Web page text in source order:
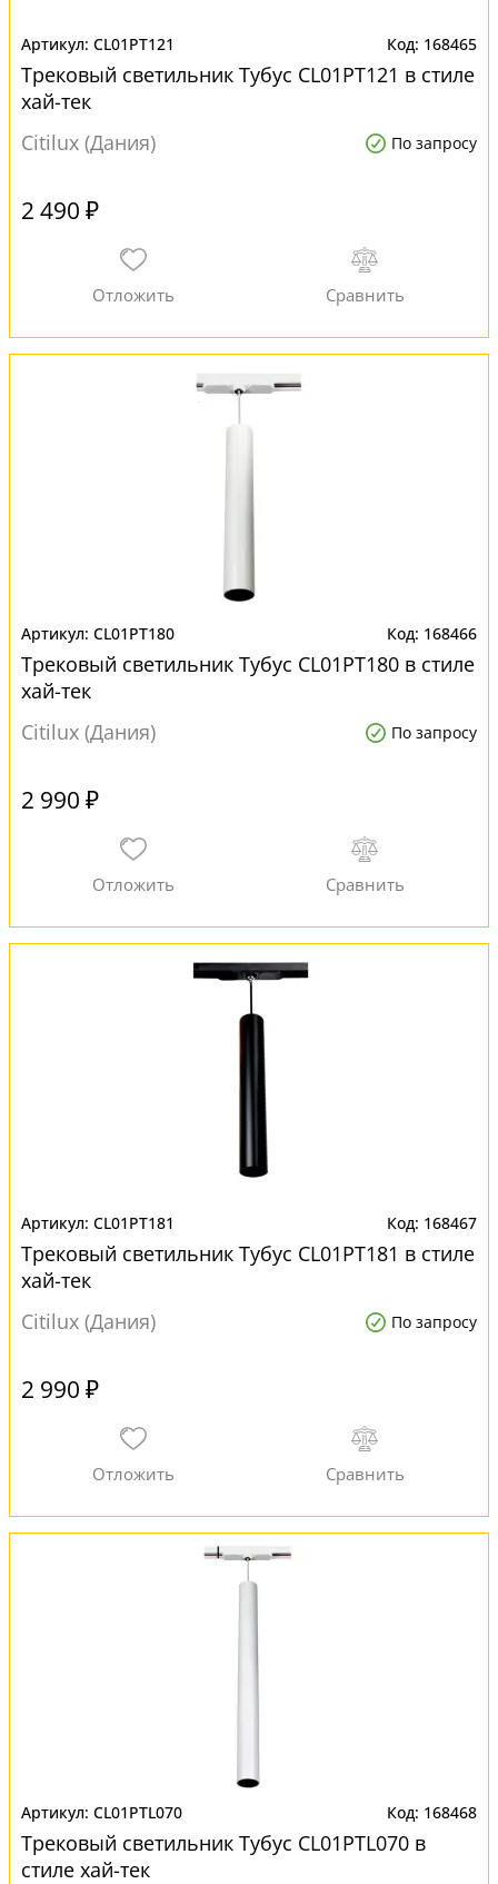
CL01PT121 168465
Трековый светильник Тубус CL01PT121 в стиле
хай-тек
Citilux (Дания)
По запросу
2 490 ₽
CL01PT180 168466
Трековый светильник Тубус CL01PT180 в стиле
хай-тек
Citilux (Дания)
По запросу
2 990 ₽
CL01PT181 168467
Трековый светильник Тубус CL01PT181 в стиле
хай-тек
Citilux (Дания)
По запросу
2 990 ₽
CL01PTL070 168468
Трековый светильник Тубус CL01PTL070 в
стиле хай-тек